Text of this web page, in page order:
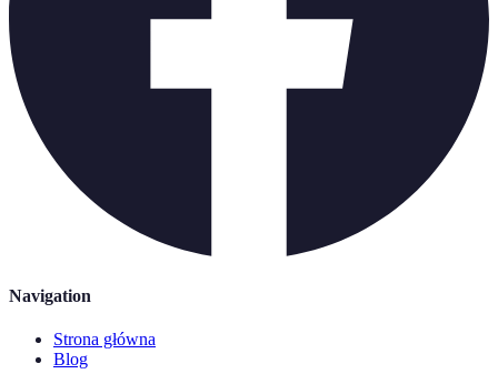
Navigation
Strona główna
Blog